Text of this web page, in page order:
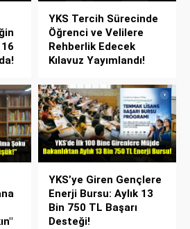
YKS Tercih Sürecinde
Öğrenci ve Velilere
Rehberlik Edecek
Kılavuz Yayımlandı!
YKS’ye Giren Gençlere
Enerji Bursu: Aylık 13
Bin 750 TL Başarı
Desteği!